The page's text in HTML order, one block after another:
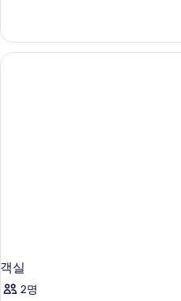
두
보
다
전
망
객실
2명